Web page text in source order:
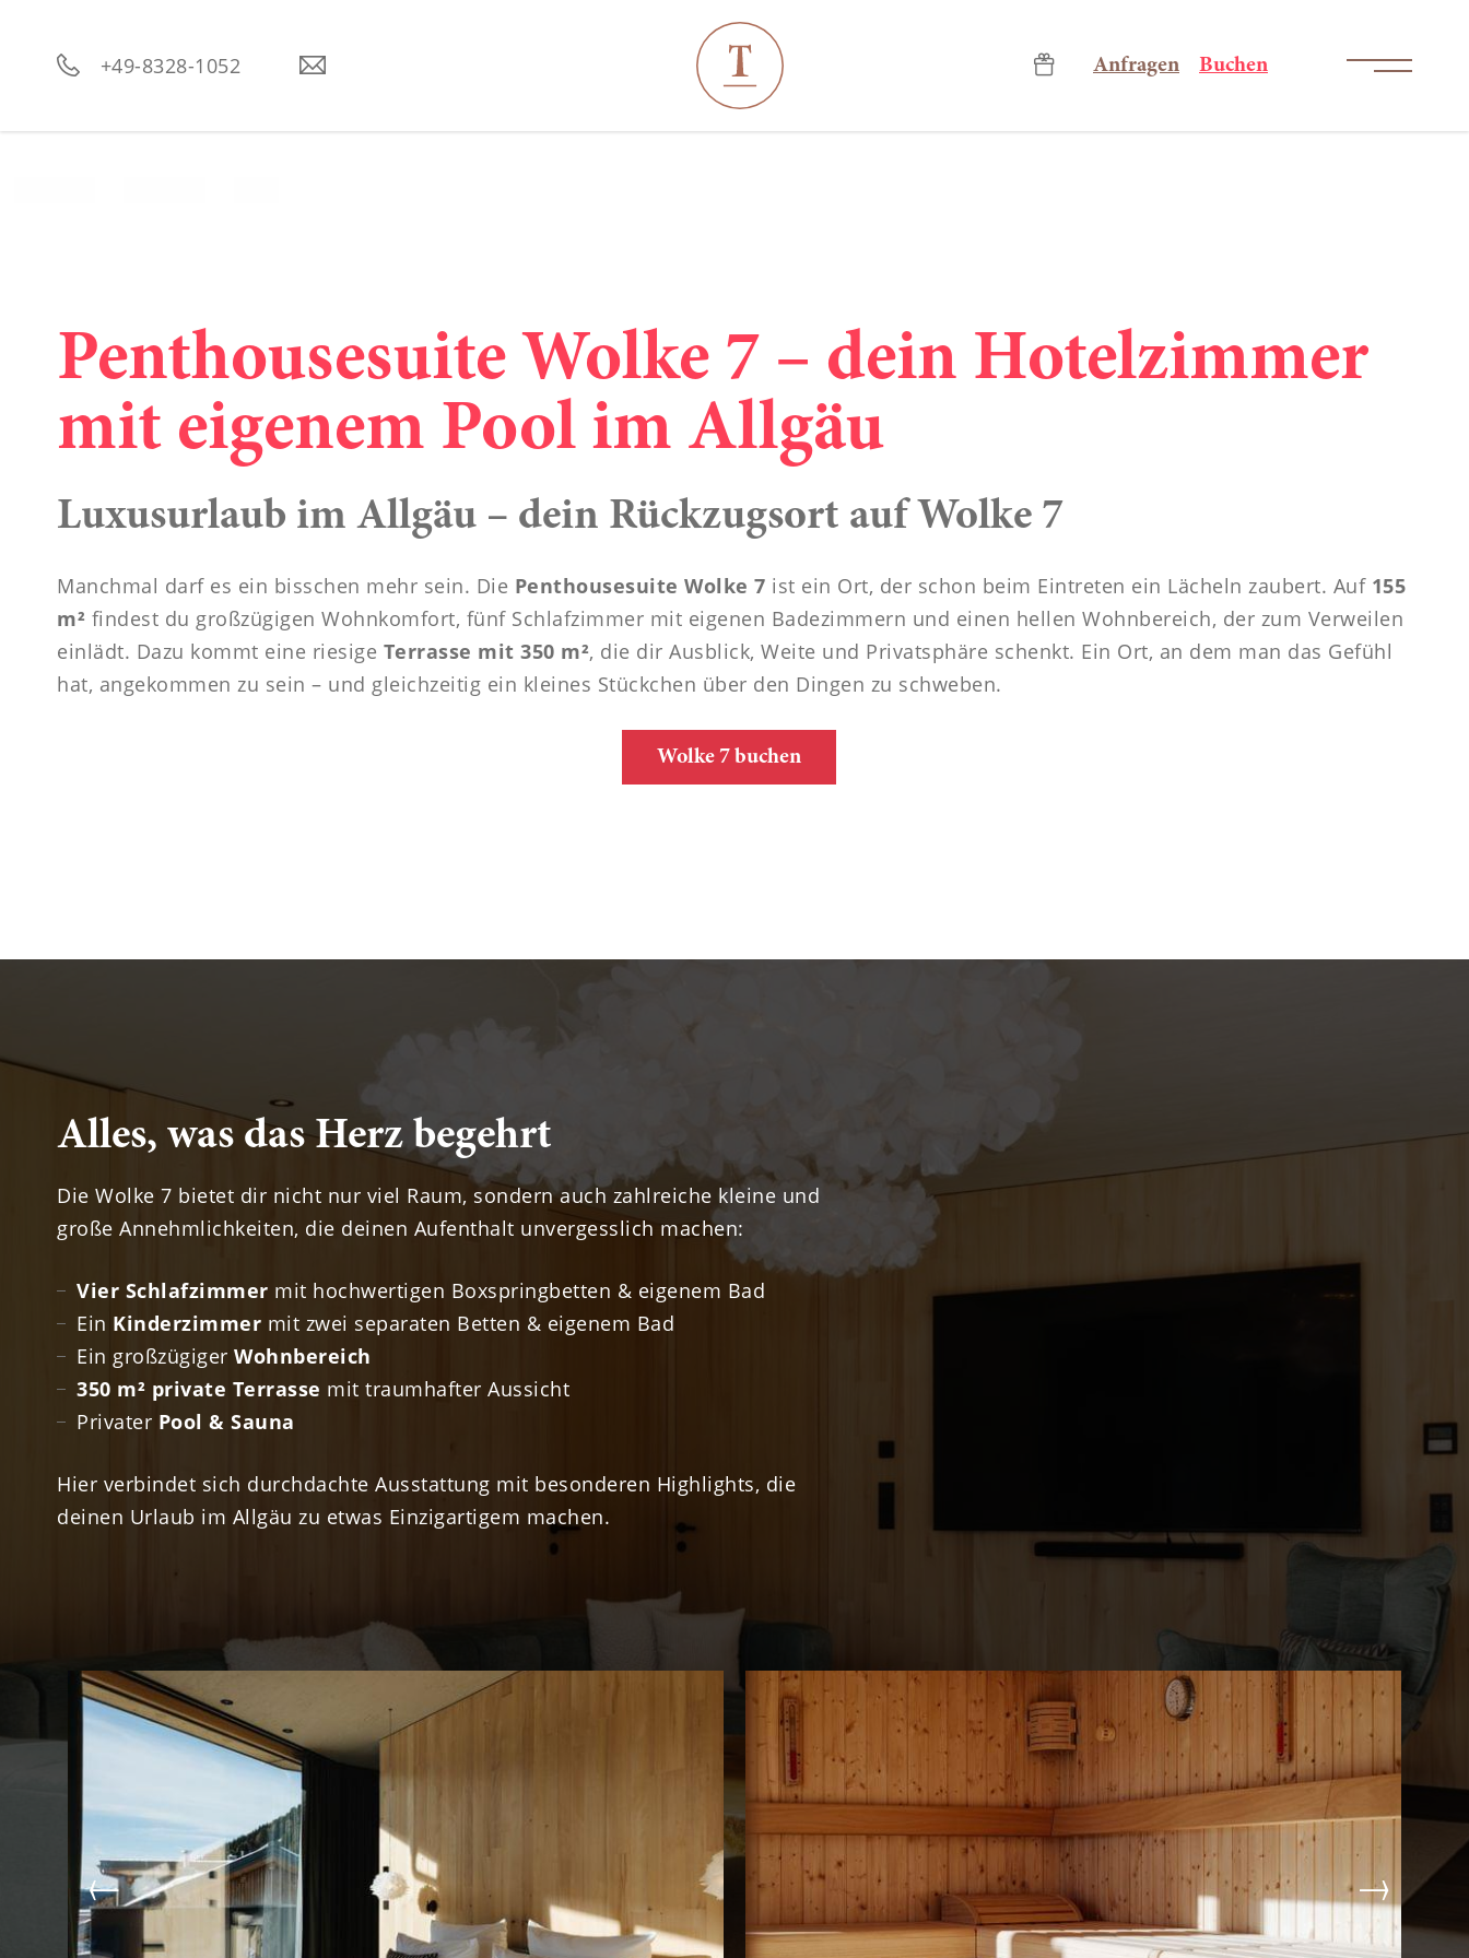
-------------
-------------
+49-8328-1052 Anfragen Buchen
Penthousesuite Wolke 7 – dein Hotelzimmer
mit eigenem Pool im Allgäu
Luxusurlaub im Allgäu – dein Rückzugsort auf Wolke 7
Manchmal darf es ein bisschen mehr sein. Die Penthousesuite Wolke 7 ist ein Ort, der schon beim Eintreten ein Lächeln zaubert. Auf 155
m² findest du großzügigen Wohnkomfort, fünf Schlafzimmer mit eigenen Badezimmern und einen hellen Wohnbereich, der zum Verweilen
einlädt. Dazu kommt eine riesige Terrasse mit 350 m², die dir Ausblick, Weite und Privatsphäre schenkt. Ein Ort, an dem man das Gefühl
hat, angekommen zu sein – und gleichzeitig ein kleines Stückchen über den Dingen zu schweben.
Wolke 7 buchen
Alles, was das Herz begehrt
Die Wolke 7 bietet dir nicht nur viel Raum, sondern auch zahlreiche kleine und
große Annehmlichkeiten, die deinen Aufenthalt unvergesslich machen:
Vier Schlafzimmer mit hochwertigen Boxspringbetten & eigenem Bad
Ein Kinderzimmer mit zwei separaten Betten & eigenem Bad
Ein großzügiger Wohnbereich
350 m² private Terrasse mit traumhafter Aussicht
Privater Pool & Sauna
Hier verbindet sich durchdachte Ausstattung mit besonderen Highlights, die
deinen Urlaub im Allgäu zu etwas Einzigartigem machen.